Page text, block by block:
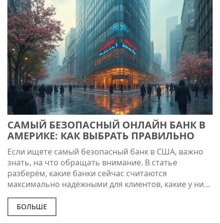
САМЫЙ БЕЗОПАСНЫЙ ОНЛАЙН БАНК В
АМЕРИКЕ: КАК ВЫБРАТЬ ПРАВИЛЬНО
Если ищете самый безопасный банк в США, важно
знать, на что обращать внимание. В статье
разберём, какие банки сейчас считаются
максимально надёжными для клиентов, какие у них
есть гарантии и почему безопасность электронных
сервисов — не пустой звук. Узнаете о страховке
депозитов, основных киберрисках и способах их
БОЛЬШЕ